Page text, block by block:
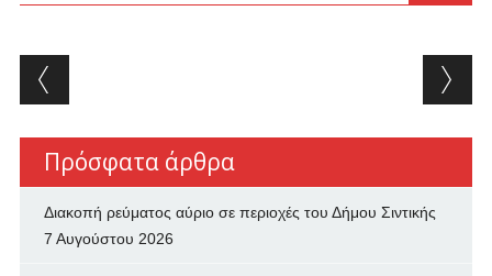
Post navigation
Πρόσφατα άρθρα
Διακοπή ρεύματος αύριο σε περιοχές του Δήμου Σιντικής
7 Αυγούστου 2026